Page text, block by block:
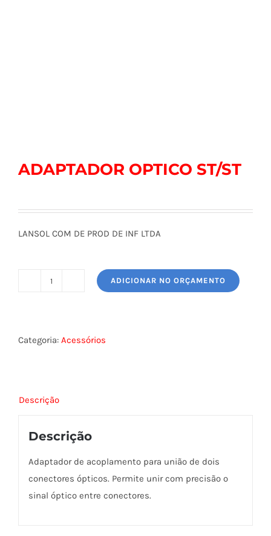
ADAPTADOR OPTICO ST/ST
LANSOL COM DE PROD DE INF LTDA
ADAPTADOR
quantidade
ADICIONAR NO ORÇAMENTO
Categoria: Acessórios
Descrição
Descrição
Adaptador de acoplamento para união de dois
conectores ópticos. Permite unir com precisão o
sinal óptico entre conectores.